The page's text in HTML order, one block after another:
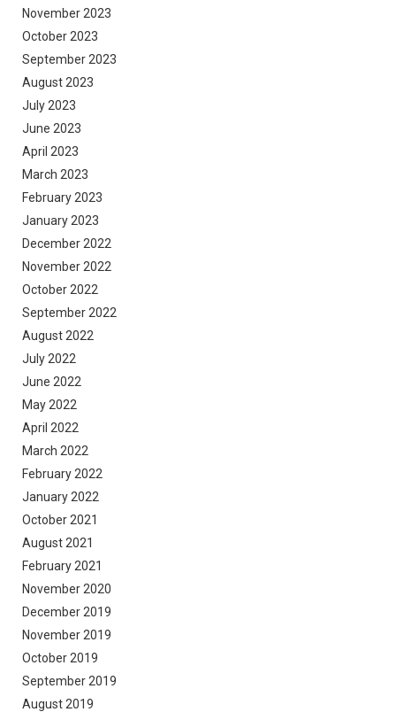
November 2023
October 2023
September 2023
August 2023
July 2023
June 2023
April 2023
March 2023
February 2023
January 2023
December 2022
November 2022
October 2022
September 2022
August 2022
July 2022
June 2022
May 2022
April 2022
March 2022
February 2022
January 2022
October 2021
August 2021
February 2021
November 2020
December 2019
November 2019
October 2019
September 2019
August 2019